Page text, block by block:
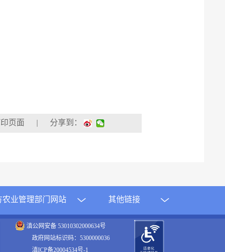
| 分享到：
农业管理部门网站 其他链接
滇公网安备 53010302000634号
政府网站标识码：5300000036
滇ICP备20004534号-1